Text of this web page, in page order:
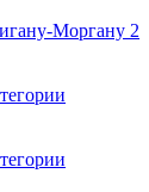
Моргану 2